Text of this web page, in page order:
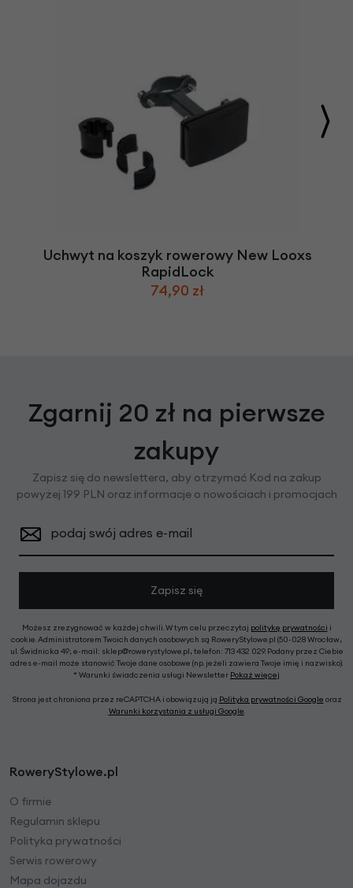
Uchwyt na koszyk rowerowy New Looxs
RapidLock
74,90 zł
Zgarnij 20 zł na pierwsze
zakupy
Zapisz się do newslettera, aby otrzymać Kod na zakup
powyżej 199 PLN oraz informacje o nowościach i promocjach
podaj swój adres e-mail
Zapisz się
Możesz zrezygnować w każdej chwili. W tym celu przeczytaj politykę prywatności i
cookie. Administratorem Twoich danych osobowych są RoweryStylowe.pl (50-028 Wrocław,
ul. Świdnicka 49; e-mail: sklep@rowerystylowe.pl, telefon: 713 432 029. Podany przez Ciebie
adres e-mail może stanowić Twoje dane osobowe (np. jeżeli zawiera Twoje imię i nazwisko).
* Warunki świadczenia usługi Newsletter Pokaż więcej
Strona jest chroniona przez reCAPTCHA i obowiązują ją Polityka prywatności Google oraz
Warunki korzystania z usługi Google.
RoweryStylowe.pl
O firmie
Regulamin sklepu
Polityka prywatności
Serwis rowerowy
Mapa dojazdu